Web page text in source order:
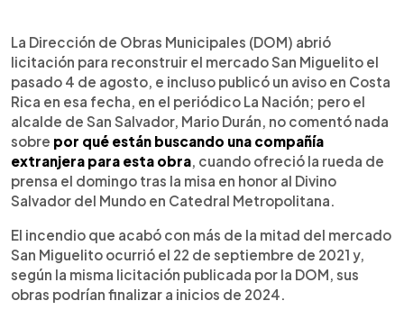
La Dirección de Obras Municipales (DOM) abrió
licitación para reconstruir el mercado San Miguelito el
pasado 4 de agosto, e incluso publicó un aviso en Costa
Rica en esa fecha, en el periódico La Nación; pero el
alcalde de San Salvador, Mario Durán, no comentó nada
sobre por qué están buscando una compañía
extranjera para esta obra, cuando ofreció la rueda de
prensa el domingo tras la misa en honor al Divino
Salvador del Mundo en Catedral Metropolitana.
El incendio que acabó con más de la mitad del mercado
San Miguelito ocurrió el 22 de septiembre de 2021 y,
según la misma licitación publicada por la DOM, sus
obras podrían finalizar a inicios de 2024.